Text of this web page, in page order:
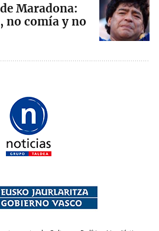
Maradona:
no comía y no